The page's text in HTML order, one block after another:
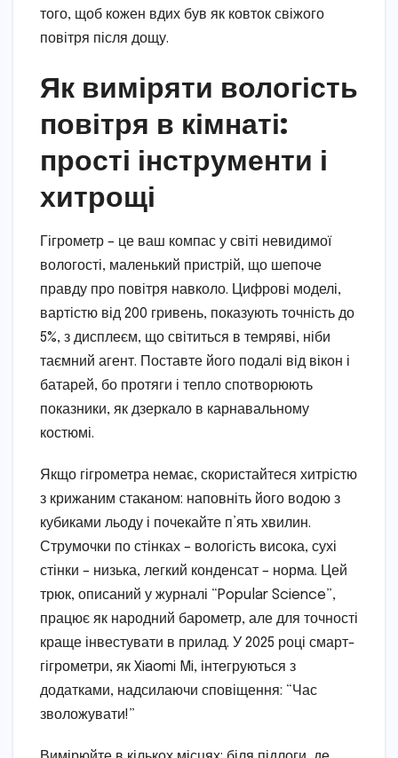
того, щоб кожен вдих був як ковток свіжого
повітря після дощу.
Як виміряти вологість
повітря в кімнаті:
прості інструменти і
хитрощі
Гігрометр – це ваш компас у світі невидимої
вологості, маленький пристрій, що шепоче
правду про повітря навколо. Цифрові моделі,
вартістю від 200 гривень, показують точність до
5%, з дисплеєм, що світиться в темряві, ніби
таємний агент. Поставте його подалі від вікон і
батарей, бо протяги і тепло спотворюють
показники, як дзеркало в карнавальному
костюмі.
Якщо гігрометра немає, скористайтеся хитрістю
з крижаним стаканом: наповніть його водою з
кубиками льоду і почекайте п’ять хвилин.
Струмочки по стінках – вологість висока, сухі
стінки – низька, легкий конденсат – норма. Цей
трюк, описаний у журналі “Popular Science”,
працює як народний барометр, але для точності
краще інвестувати в прилад. У 2025 році смарт-
гігрометри, як Xiaomi Mi, інтегруються з
додатками, надсилаючи сповіщення: “Час
зволожувати!”